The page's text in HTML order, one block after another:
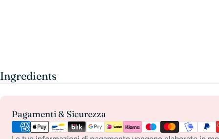
Ingredients
Pagamenti & Sicurezza
Payment
methods